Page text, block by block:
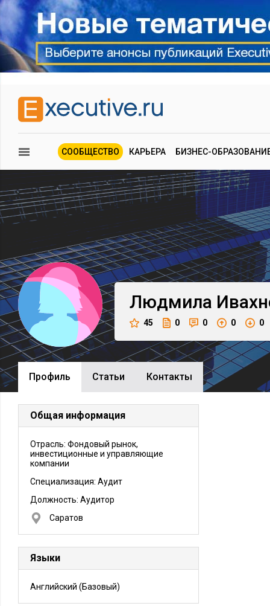
СООБЩЕСТВО КАРЬЕРА БИЗНЕС-
Людмила
45 0 0 0 0
Профиль Cтатьи Контакты
Общая информация
Отрасль: Фондовый рынок,
инвестиционные и управляющие
компании
Специализация: Аудит
Должность: Аудитор
Саратов
Языки
Английский (Базовый)